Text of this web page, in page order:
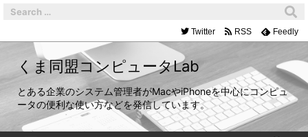
くま同盟コンピュータLab
とある企業のシステム管理者がMacやiPhoneを中心にコンピュ
ータの便利な使い方などを発信しています。
Twitter RSS Feedly